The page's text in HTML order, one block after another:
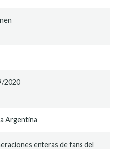
2020
Argentina
enteras de fans del